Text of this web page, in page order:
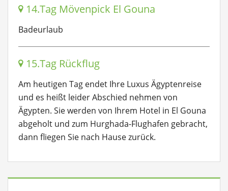
14.Tag Mövenpick El Gouna
Badeurlaub
15.Tag Rückflug
Am heutigen Tag endet Ihre Luxus Ägyptenreise
und es heißt leider Abschied nehmen von
Ägypten. Sie werden von Ihrem Hotel in El Gouna
abgeholt und zum Hurghada-Flughafen gebracht,
dann fliegen Sie nach Hause zurück.